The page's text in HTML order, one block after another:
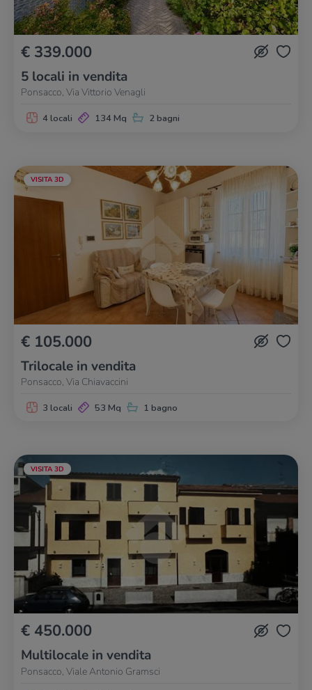
€ 339.000
5 locali in vendita
Ponsacco, Via Vittorio Venagli
4 locali 134 Mq 2 bagni
VISITA 3D
€ 105.000
Trilocale in vendita
Ponsacco, Via Chiavaccini
3 locali 53 Mq 1 bagno
VISITA 3D
€ 450.000
Multilocale in vendita
Ponsacco, Viale Antonio Gramsci